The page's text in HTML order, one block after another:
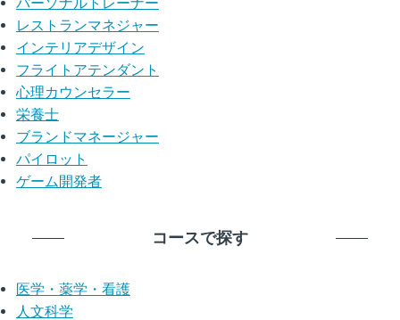
レストランマネジャー
インテリアデザイン
フライトアテンダント
心理カウンセラー
栄養士
ブランドマネージャー
パイロット
ゲーム開発者
コースで探す
医学・薬学・看護
人文科学